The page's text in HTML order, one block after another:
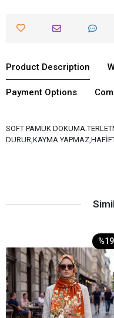
Product Description
Payment Options
SOFT PAMUK
DURUR,KAYMA
%19